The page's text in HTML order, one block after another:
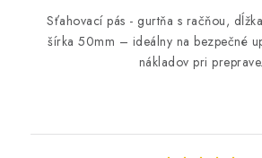
Sťahovací pás - gurtňa s račňou,
šírka 50mm – ideálny na bezpečné
nákladov pri preprave.